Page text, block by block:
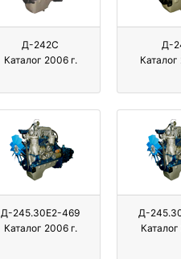
Д-242С
Каталог 2006 г.
Д-
Д-245.30Е2-469
Каталог 2006 г.
Д-